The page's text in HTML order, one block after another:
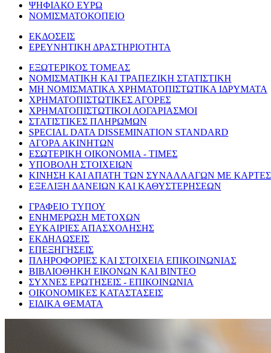
ΨΗΦΙΑΚΟ ΕΥΡΩ
ΝΟΜΙΣΜΑΤΟΚΟΠΕΙΟ
ΕΚΔΟΣΕΙΣ
ΕΡΕΥΝΗΤΙΚΗ ΔΡΑΣΤΗΡΙΟΤΗΤΑ
ΕΞΩΤΕΡΙΚΟΣ ΤΟΜΕΑΣ
ΝΟΜΙΣΜΑΤΙΚΗ ΚΑΙ ΤΡΑΠΕΖΙΚΗ ΣΤΑΤΙΣΤΙΚΗ
ΜΗ ΝΟΜΙΣΜΑΤΙΚΑ ΧΡΗΜΑΤΟΠΙΣΤΩΤΙΚΑ ΙΔΡΥΜΑΤΑ
ΧΡΗΜΑΤΟΠΙΣΤΩΤΙΚΕΣ ΑΓΟΡΕΣ
ΧΡΗΜΑΤΟΠΙΣΤΩΤΙΚΟΙ ΛΟΓΑΡΙΑΣΜΟΙ
ΣΤΑΤΙΣΤΙΚΕΣ ΠΛΗΡΩΜΩΝ
SPECIAL DATA DISSEMINATION STANDARD
ΑΓΟΡΑ ΑΚΙΝΗΤΩΝ
ΕΣΩΤΕΡΙΚΗ ΟΙΚΟΝΟΜΙΑ - ΤΙΜΕΣ
ΥΠΟΒΟΛΗ ΣΤΟΙΧΕΙΩΝ
ΚΙΝΗΣΗ ΚΑΙ ΑΠΑΤΗ ΤΩΝ ΣΥΝΑΛΛΑΓΩΝ ΜΕ ΚΑΡΤΕΣ
ΕΞΕΛΙΞΗ ΔΑΝΕΙΩΝ ΚΑΙ ΚΑΘΥΣΤΕΡΗΣΕΩΝ
ΓΡΑΦΕΙΟ ΤΥΠΟΥ
ΕΝΗΜΕΡΩΣΗ ΜΕΤΟΧΩΝ
ΕΥΚΑΙΡΙΕΣ ΑΠΑΣΧΟΛΗΣΗΣ
ΕΚΔΗΛΩΣΕΙΣ
ΕΠΕΞΗΓΗΣΕΙΣ
ΠΛΗΡΟΦΟΡΙΕΣ ΚΑΙ ΣΤΟΙΧΕΙΑ ΕΠΙΚΟΙΝΩΝΙΑΣ
ΒΙΒΛΙΟΘΗΚΗ ΕΙΚΟΝΩΝ ΚΑΙ ΒΙΝΤΕΟ
ΣΥΧΝΕΣ ΕΡΩΤΗΣΕΙΣ - ΕΠΙΚΟΙΝΩΝΙΑ
ΟΙΚΟΝΟΜΙΚΕΣ ΚΑΤΑΣΤΑΣΕΙΣ
ΕΙΔΙΚΑ ΘΕΜΑΤΑ